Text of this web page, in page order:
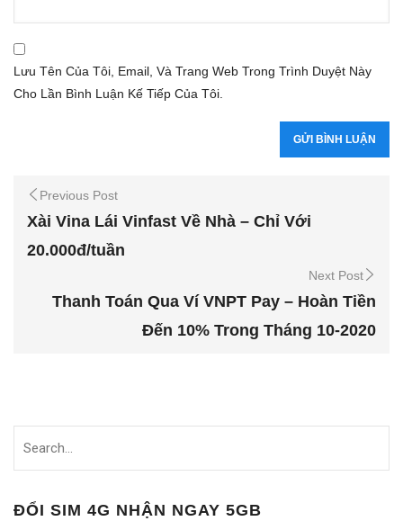
Lưu Tên Của Tôi, Email, Và Trang Web Trong Trình Duyệt Này
Cho Lần Bình Luận Kế Tiếp Của Tôi.
Previous Post
Xài Vina Lái Vinfast Về Nhà – Chỉ Với
20.000đ/tuần
Next Post
Thanh Toán Qua Ví VNPT Pay – Hoàn Tiền
Đến 10% Trong Tháng 10-2020
ĐỔI SIM 4G NHẬN NGAY 5GB